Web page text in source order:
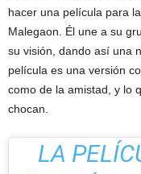
hacer una película para
Malegaon. Él une a su
su visión, dando así una
película es una versión
como de la amistad, y lo
chocan.
LA